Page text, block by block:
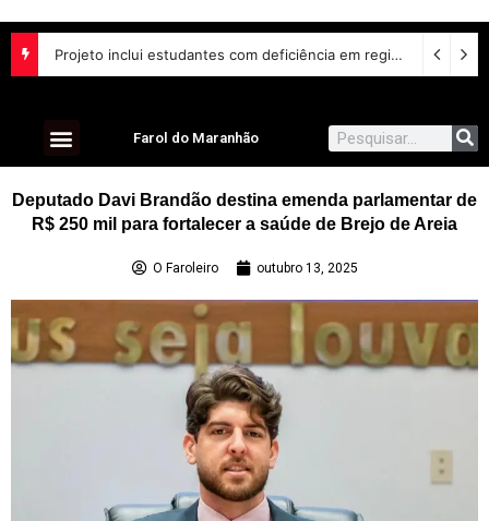
Projeto inclui estudantes com deficiência em regime escolar especial
Farol do Maranhão
Deputado Davi Brandão destina emenda parlamentar de
R$ 250 mil para fortalecer a saúde de Brejo de Areia
O Faroleiro outubro 13, 2025